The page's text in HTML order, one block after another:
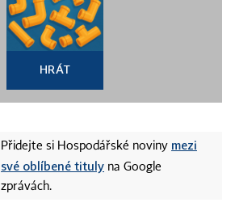
HRÁT
Přidejte si Hospodářské noviny mezi
své oblíbené tituly na Google
zprávách.